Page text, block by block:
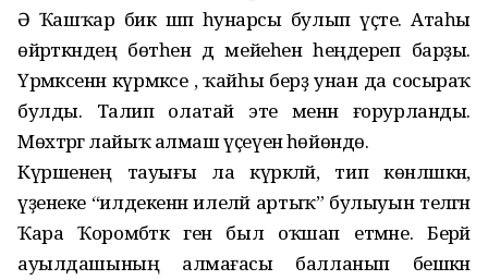
Ә Ҡашҡар бик шәп һунарсы булып үҫте. Атаһы
өйрәткәндең бөтәһен дә мейеһенә һеңдереп барҙы.
Үрмәксенән күрмәксе , ҡайһы берҙә унан да сосыраҡ
булды. Талип олатай эте менән ғорурланды.
Мөхтәргә лайыҡ алмаш үҫеүенә һөйөндө.
Күршенең тауығы ла күркәләй, тип көнләшкән,
үҙенеке “илдекенән илеләй артыҡ” булыуын теләгән
Ҡара Ҡоромбәткә генә был оҡшап етмәне. Берәй
ауылдашының алмағасы балланып бешкән